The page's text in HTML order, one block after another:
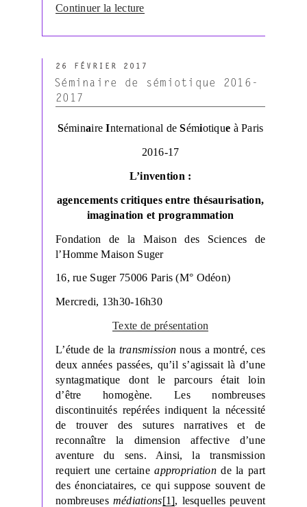
Continuer la lecturede
en
en
hommage
Fabbri
2
juillet
de
9h
à
PUBLIÉ
LE
26 FÉVRIER 2017
Séminaire de sémiotique 2016-
2017
Séminaire International de Sémiotique à Paris
2016-17
L’invention :
agencements critiques entre thésaurisation,
imagination et programmation
Fondation de la Maison des Sciences de
l’Homme Maison Suger
16, rue Suger 75006 Paris (M° Odéon)
Mercredi, 13h30-16h30
Texte de présentation
L’étude de la transmission nous a montré, ces
deux années passées, qu’il s’agissait là d’une
syntagmatique dont le parcours était loin
d’être homogène. Les nombreuses
discontinuités repérées indiquent la nécessité
de trouver des sutures narratives et de
reconnaître la dimension affective d’une
aventure du sens. Ainsi, la transmission
requiert une certaineappropriation de la part
des énonciataires, ce qui suppose souvent de
nombreuses médiations[1], lesquelles peuvent